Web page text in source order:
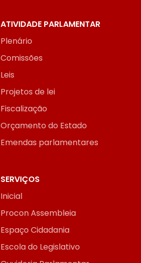
ATIVIDADE PARLAMENTAR
Plenário
Comissões
Leis
Projetos de lei
Fiscalização
Orçamento do Estado
Emendas parlamentares
SERVIÇOS
Inicial
Procon Assembleia
Espaço Cidadania
Escola do Legislativo